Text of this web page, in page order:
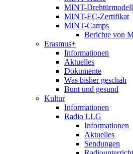
MINT-Drehtürmodell
MINT-EC-Zertifikat
MINT-Camps
Berichte von
Erasmus+
Informationen
Aktuelles
Dokumente
Was bisher geschah
Bunt und gesund
Kultur
Informationen
Radio LLG
Informationen
Aktuelles
Sendungen